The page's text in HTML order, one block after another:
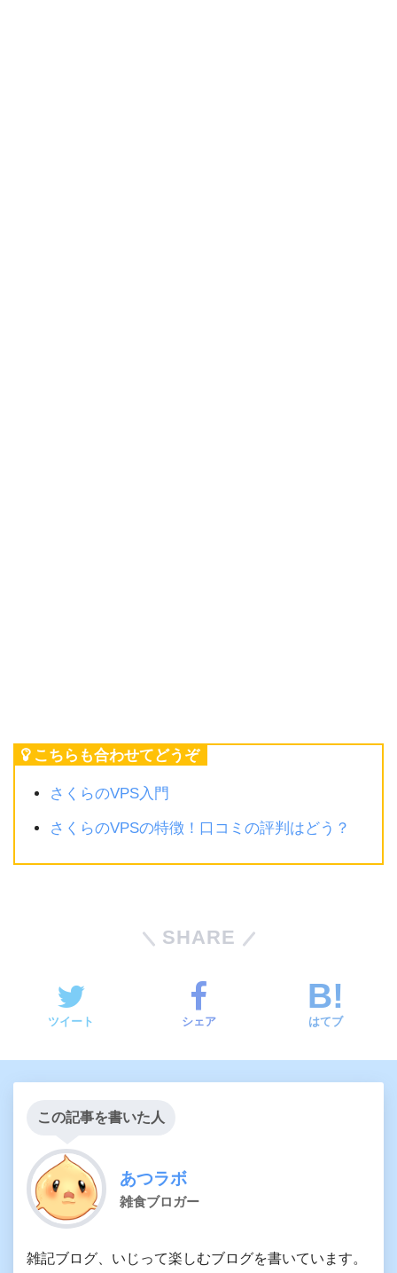
こちらも合わせてどうぞ
さくらのVPS入門
さくらのVPSの特徴！口コミの評判はどう？
SHARE
ツイート シェア はてブ
この記事を書いた人
あつラボ
雑食ブロガー
雑記ブログ、いじって楽しむブログを書いています。